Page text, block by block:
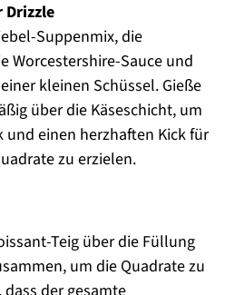
Drizzle
Suppenmix, die
Worcestershire-Sauce und
kleinen Schüssel. Gieße
über die Käseschicht, um
und einen herzhaften Kick für
zu erzielen.
Teig über die Füllung
um die Quadrate zu